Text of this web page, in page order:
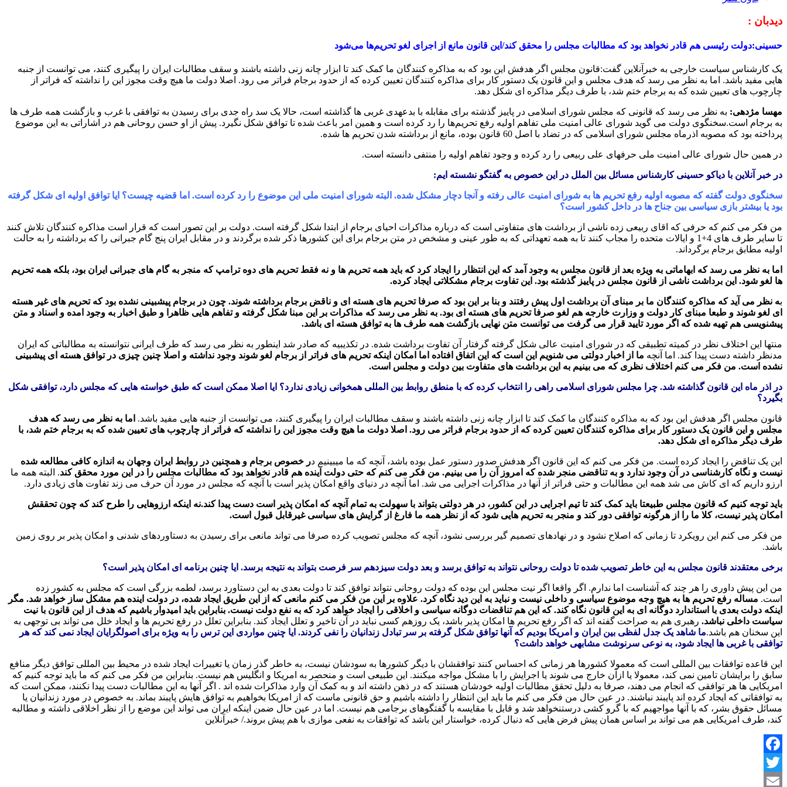
دیدبان :
حسینی:دولت رئیسی هم قادر نخواهد بود که مطالبات مجلس را محقق کند/این قانون مانع از اجرای لغو تحریم‌ها می‌شود
یک کارشناس سیاست خارجی به خبرآنلاین گفت:قانون مجلس اگر هدفش این بود که به مذاکره کنندگان ما کمک کند تا ابزار چانه زنی داشته باشند و سقف مطالبات ایران را پیگیری کنند، می توانست از جنبه
هایی مفید باشد. اما به نظر می رسد که هدف مجلس و این قانون یک دستور کار برای مذاکره کنندگان تعیین کرده که از حدود برجام فراتر می رود. اصلا دولت ما هیچ وقت مجوز این را نداشته که فراتر از
چارچوب های تعیین شده که به برجام ختم شد، با طرف دیگر مذاکره ای شکل دهد.
مهسا مژدهی: به نظر می رسد که قانونی که مجلس شورای اسلامی در پاییز گذشته برای مقابله با بدعهدی غربی ها گذاشته است، حالا یک سد راه جدی برای رسیدن به توافقی با غرب و بازگشت همه طرف ها
به برجام است.سخنگوی دولت می گوید شورای عالی امنیت ملی تفاهم اولیه رفع تحریم‌ها را رد کرده است و همین امر باعث شده تا توافق شکل نگیرد. پیش از او حسن روحانی هم در اشاراتی به این موضوع
پرداخته بود که مصوبه اذرماه مجلس شورای اسلامی که در تضاد با اصل 60 قانون بوده، مانع از برداشته شدن تحریم ها شده.
در همین حال شورای عالی امنیت ملی حرفهای علی ربیعی را رد کرده و وجود تفاهم اولیه را منتفی دانسته است.
در خبر آنلاین با دیاکو حسینی کارشناس مسائل بین الملل در این خصوص به گفتگو نشسته ایم:
سخنگوی دولت گفته که مصوبه اولیه رفع تحریم ها به شورای امنیت عالی رفته و آنجا دچار مشکل شده. البته شورای امنیت ملی این موضوع را رد کرده است. اما قضیه چیست؟ ایا توافق اولیه ای شکل گرفته
بود یا بیشتر بازی سیاسی بین جناح ها در داخل کشور است؟
من فکر می کنم که حرفی که اقای ربیعی زده ناشی از برداشت های متفاوتی است که درباره مذاکرات احیای برجام از ابتدا شکل گرفته است. دولت بر این تصور است که قرار است مذاکره کنندگان تلاش کنند
تا سایر طرف های 4+1 و ایالات متحده را مجاب کنند تا به همه تعهداتی که به طور عینی و مشخص در متن برجام برای این کشورها ذکر شده برگردند و در مقابل ایران پنج گام جبرانی را که برداشته را به حالت
اولیه مطابق برجام برگرداند.
اما به نظر می رسد که ابهاماتی به ویژه بعد از قانون مجلس به وجود آمد که این انتظار را ایجاد کرد که باید همه تحریم ها و نه فقط تحریم های دوه ترامپ که منجر به گام های جبرانی ایران بود، بلکه همه تحریم
ها لغو شود. این برداشت ناشی از قانون مجلس در پاییز گذشته بود. این تفاوت برجام مشکلاتی ایجاد کرده.
به نظر می آید که مذاکره کنندگان ما بر مبنای آن برداشت اول پیش رفتند و بنا بر این بود که صرفا تحریم های هسته ای و ناقض برجام برداشته شوند. چون در برجام پیشبینی نشده بود که تحریم های غیر هسته
ای لغو شوند و طبعا مبنای کار دولت و وزارت خارجه هم لغو صرفا تحریم های هسته ای بود. به نظر می رسد که مذاکرات بر این مبنا شکل گرفته و تفاهم هایی ظاهرا و طبق اخبار به وجود امده و اسناد و متن
پیشنویسی هم تهیه شده که اگر مورد تایید قرار می گرفت می توانست متن نهایی بازگشت همه طرف ها به توافق هسته ای باشد.
منتها این اختلاف نظر در کمیته تطبیقی که در شورای امنیت عالی شکل گرفته گرفتار آن تفاوت برداشت شده. در تکذیبیه که صادر شد اینطور به نظر می رسد که طرف ایرانی نتوانسته به مطالباتی که ایران
مدنظر داشته دست پیدا کند. اما آنچه ما از اخبار دولتی می شنویم این است که این اتفاق افتاده اما امکان اینکه تحریم های فراتر از برجام لغو شوند وجود نداشته و اصلا چنین چیزی در توافق هسته ای پیشبینی
نشده است. من فکر می کنم اختلاف نظری که می بینیم به این برداشت های متفاوت بین دولت و مجلس است.
در اذر ماه این قانون گذاشته شد. چرا مجلس شورای اسلامی راهی را انتخاب کرده که با منطق روابط بین المللی همخوانی زیادی ندارد؟ ایا اصلا ممکن است که طبق خواسته هایی که مجلس دارد، توافقی شکل
بگیرد؟
قانون مجلس اگر هدفش این بود که به مذاکره کنندگان ما کمک کند تا ابزار چانه زنی داشته باشند و سقف مطالبات ایران را پیگیری کنند، می توانست از جنبه هایی مفید باشد. اما به نظر می رسد که هدف
مجلس و این قانون یک دستور کار برای مذاکره کنندگان تعیین کرده که از حدود برجام فراتر می رود. اصلا دولت ما هیچ وقت مجوز این را نداشته که فراتر از چارچوب های تعیین شده که به برجام ختم شد، با
طرف دیگر مذاکره ای شکل دهد.
این یک تناقض را ایجاد کرده است. من فکر می کنم که این قانون اگر هدفش صدور دستور عمل بوده باشد، آنچه که ما میبینیم در خصوص برجام و همچنین در روابط ایران وجهان به اندازه کافی مطالعه شده
نیست و نگاه کارشناسی در آن وجود ندارد و به تناقضی منجر شده که امروز آن را می بینیم. من فکر می کنم که حتی دولت آینده هم قادر نخواهد بود که مطالبات مجلس را در این مورد محقق کند. البته همه ما
ارزو داریم که ای کاش می شد همه این مطالبات و حتی فراتر از آنها در مذاکرات اجرایی می شد. اما آنچه در دنیای واقع امکان پذیر است با آنچه که مجلس در مورد آن حرف می زند تفاوت های زیادی دارد.
باید توجه کنیم که قانون مجلس طبیعتا باید کمک کند تا تیم اجرایی در این کشور، در هر دولتی بتواند با سهولت به تمام آنچه که امکان پذیر است دست پیدا کند.نه اینکه ارزوهایی را طرح کند که چون تحققش
امکان پذیر نیست، کلا ما را از هرگونه توافقی دور کند و منجر به تحریم هایی شود که از نظر همه ما فارغ از گرایش های سیاسی غیرقابل قبول است.
من فکر می کنم این رویکرد تا زمانی که اصلاح نشود و در نهادهای تصمیم گیر بررسی نشود، آنچه که مجلس تصویب کرده صرفا می تواند مانعی برای رسیدن به دستاوردهای شدنی و امکان پذیر بر روی زمین
باشد.
برخی معتقدند قانون مجلس به این خاطر تصویب شده تا دولت روحانی نتواند به توافق برسد و بعد دولت سیزدهم سر فرصت بتواند به نتیجه برسد. ایا چنین برنامه ای امکان پذیر است؟
من این پیش داوری را هر چند که آشناست اما ندارم. اگر واقعا اگر نیت مجلس این بوده که دولت روحانی نتواند توافق کند تا دولت بعدی به این دستاورد برسد، لطمه بزرگی است که مجلس به کشور زده
است. مساله رفع تحریم ها به هیچ وجه موضوع سیاسی و داخلی نیست و نباید به این دید نگاه کرد. علاوه بر این من فکر می کنم مانعی که از این طریق ایجاد شده، در دولت اینده هم مشکل ساز خواهد شد. مگر
اینکه دولت بعدی با استاندارد دوگانه ای به این قانون نگاه کند. که این هم تناقضات دوگانه سیاسی و اخلاقی را ایجاد خواهد کرد که به نفع دولت نیست. بنابراین باید امیدوار باشیم که هدف از این قانون با نیت
سیاست داخلی نباشد. رهبری هم به صراحت گفته اند که اگر رفع تحریم ها امکان پذیر باشد، یک روزهم کسی نباید در آن تاخیر و تعلل ایجاد کند. بنابراین تعلل در رفع تحریم ها و ایجاد خلل می تواند بی توجهی به
این سخنان هم باشد.ما شاهد یک جدل لفظی بین ایران و امریکا بودیم که آنها توافق شکل گرفته بر سر تبادل زندانیان را نفی کردند. ایا چنین مواردی این ترس را به ویژه برای اصولگرایان ایجاد نمی کند که هر
توافقی با غربی ها ایجاد شود، به نوعی سرنوشت مشابهی خواهد داشت؟
این قاعده توافقات بین المللی است که معمولا کشورها هر زمانی که احساس کنند توافقشان با دیگر کشورها به سودشان نیست، به خاطر گذر زمان یا تغییرات ایجاد شده در محیط بین المللی توافق دیگر منافع
سابق را برایشان تامین نمی کند، معمولا یا ازآن خارج می شوند یا اجرایش را با مشکل مواجه میکنند. این طبیعی است و منحصر به امریکا و انگلیس هم نیست. بنابراین من فکر می کنم که ما باید توجه کنیم که
امریکایی ها هر توافقی که انجام می دهند، صرفا به دلیل تحقق مطالبات اولیه خودشان هستند که در ذهن داشته اند و به کمک آن وارد مذاکرات شده اند . اگر آنها به این مطالبات دست پیدا نکنند، ممکن است که
به توافقاتی که ایجاد کرده اند پایبند نباشند. در عین حال من فکر می کنم ما باید این انتظار را داشته باشیم و حق قانونی ماست که از امریکا بخواهیم به توافق هایش پایبند بماند. به خصوص در مورد زندانیان یا
مسائل حقوق بشر، که با آنها مواجهیم که با گرو کشی درستنخواهد شد و قابل با مقایسه با گفتگوهای برجامی هم نیست. اما در عین حال ضمن اینکه ایران می تواند این موضع را از نظر اخلاقی داشته و مطالبه
کند، طرف امریکایی هم می تواند بر اساس همان پیش فرض هایی که دنبال کرده، خواستار این باشد که توافقات به نفعی موازی با هم پیش بروند./ خبرآنلاین
Facebook
Twitter